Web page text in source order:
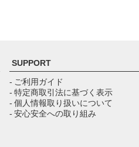
SUPPORT
- ご利用ガイド
- 特定商取引法に基づく表示
- 個人情報取り扱いについて
- 安心安全への取り組み